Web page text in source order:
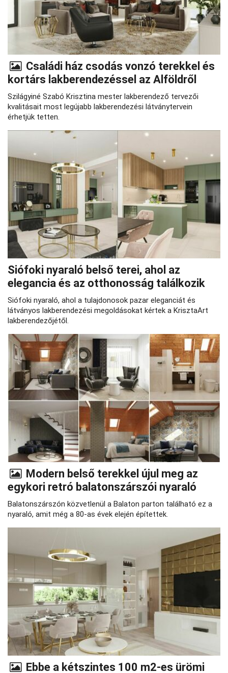
Családi ház csodás vonzó terekkel és
kortárs lakberendezéssel az Alföldről
Szilágyiné Szabó Krisztina mester lakberendező tervezői
kvalitásait most legújabb lakberendezési látványtervein
érhetjük tetten.
Siófoki nyaraló belső terei, ahol az
elegancia és az otthonosság találkozik
Siófoki nyaraló, ahol a tulajdonosok pazar eleganciát és
látványos lakberendezési megoldásokat kértek a KrisztaArt
lakberendezőjétől.
Modern belső terekkel újul meg az
egykori retró balatonszárszói nyaraló
Balatonszárszón közvetlenül a Balaton parton található ez a
nyaraló, amit még a 80-as évek elején építettek.
Ebbe a kétszintes 100 m2-es ürömi